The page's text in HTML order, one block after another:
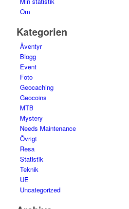
Om
Kategorien
Äventyr
Blogg
Event
Foto
Geocaching
Geocoins
MTB
Mystery
Needs Maintenance
Övrigt
Resa
Statistik
Teknik
UE
Uncategorized